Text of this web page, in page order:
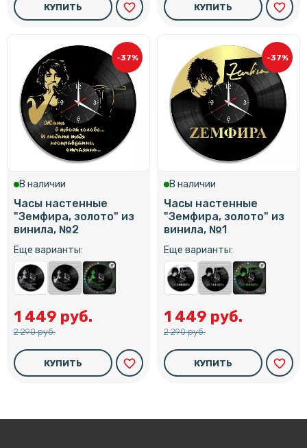
КУПИТЬ favorite_border КУПИТЬ favorite_border
-37%
В наличии
Часы настенные
"Земфира, золото" из
винила, №2
Еще варианты:
1 449 руб.
2 290 руб.
КУПИТЬ favorite_border
-37%
В наличии
Часы настенные
"Земфира, золото" из
винила, №1
Еще варианты:
1 449 руб.
2 290 руб.
КУПИТЬ favorite_border